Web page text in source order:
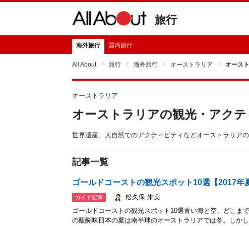
旅行
海外旅行 国内旅行
All About 旅行 海外旅行 オーストラリア オース
オーストラリア
オーストラリアの観光・アクテ
世界遺産、大自然でのアクティビティなどオーストラリア
記事一覧
ゴールドコーストの観光スポット10選【2017年
ガイド記事
松久保 朱美
ゴールドコーストの観光スポット10選青い海と空、どこま
の醍醐味日本の夏は南半球のオーストラリアでは冬。しか